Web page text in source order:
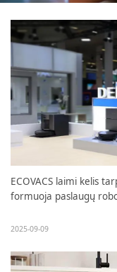
ECOVACS laimi kelis
formuoja paslaugų
2025-09-09